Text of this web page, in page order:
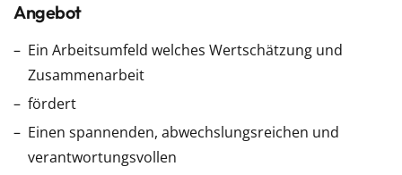
Angebot
Ein Arbeitsumfeld welches Wertschätzung und
Zusammenarbeit
fördert
Einen spannenden, abwechslungsreichen und
verantwortungsvollen